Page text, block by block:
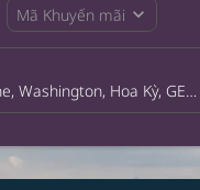
Mã Khuyến mãi expand_more